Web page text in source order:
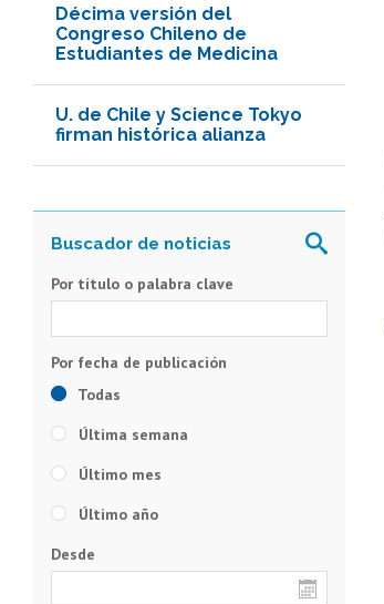
Décima versión del
Congreso Chileno de
Estudiantes de Medicina
U. de Chile y Science Tokyo
firman histórica alianza
Por título o palabra clave
Todas
Última semana
Último mes
Último año
Desde